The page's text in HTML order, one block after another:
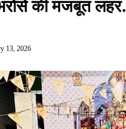
की मजबूत
13, 2026